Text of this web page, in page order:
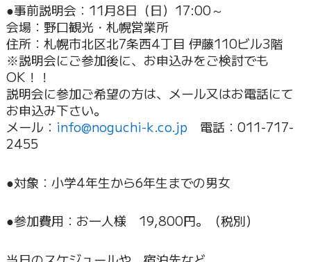
●事前説明会：11月8日（日）17:00～
会場：野口観光・札幌営業所
住所：札幌市北区北7条西4丁目 伊藤110ビル3階
※説明会にご参加後に、お申込みをご検討でも
OK！！
説明会に参加ご希望の方は、メール又はお電話にて
お申込み下さい。
メール： info@noguchi-k.co.jp 電話：011-717-
2455
●対象：小学4年生から6年生までの男女
●参加費用：お一人様 19,800円。（税別）